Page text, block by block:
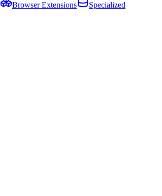
Browser Extensions Specialized